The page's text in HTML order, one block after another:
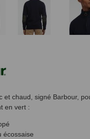
et chaud, signé Barbour,
en vert :
écossaise